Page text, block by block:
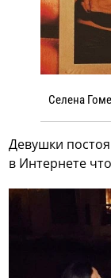
Селена
Девушки
в Интернете